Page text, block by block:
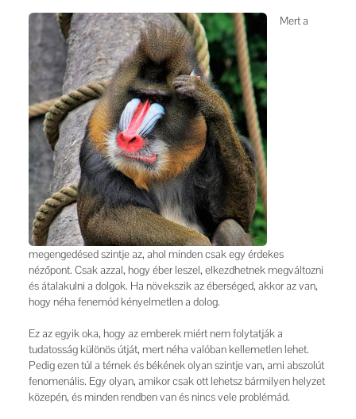
Mert a
megengedésed szintje az, ahol minden csak egy érdekes
nézőpont. Csak azzal, hogy éber leszel, elkezdhetnek megváltozni
és átalakulni a dolgok. Ha növekszik az éberséged, akkor az van,
hogy néha fenemód kényelmetlen a dolog.
Ez az egyik oka, hogy az emberek miért nem folytatják a
tudatosság különös útját, mert néha valóban kellemetlen lehet.
Pedig ezen túl a térnek és békének olyan szintje van, ami abszolút
fenomenális. Egy olyan, amikor csak ott lehetsz bármilyen helyzet
közepén, és minden rendben van és nincs vele problémád.